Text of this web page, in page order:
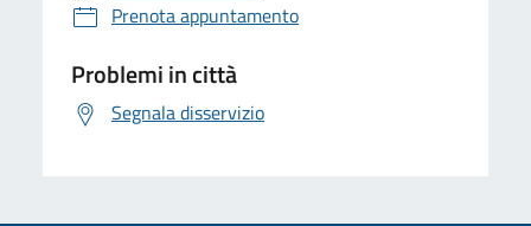
Prenota appuntamento
Problemi in città
Segnala disservizio